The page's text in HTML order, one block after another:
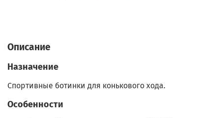
Описание
Назначение
Спортивные ботинки для конькового хода.
Особенности